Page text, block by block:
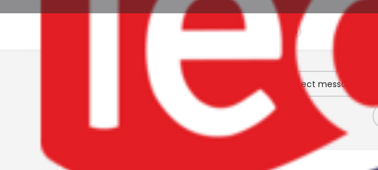
Perfil Reseñas 0
Get directions Direct message